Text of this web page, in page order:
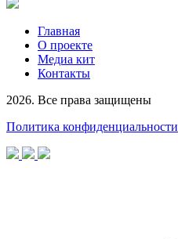
Главная
О проекте
Медиа кит
Контакты
2026. Все права защищены
Политика конфиденциальности